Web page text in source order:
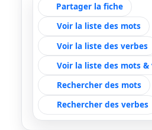
Partager la fiche
Voir la liste des mots
Voir la liste des verbes
Voir la liste des mots &
Rechercher des mots
Rechercher des verbes